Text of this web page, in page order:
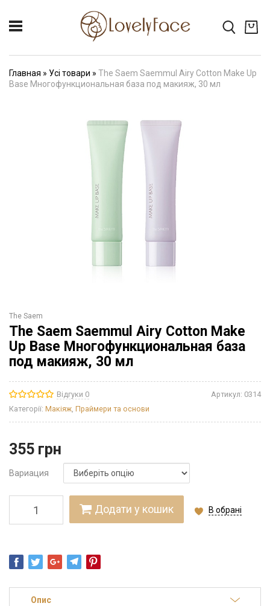
Главная » Усі товари » The Saem Saemmul Airy Cotton Make Up
Base Многофункциональная база под макияж, 30 мл
The Saem
The Saem Saemmul Airy Cotton Make
Up Base Многофункциональная база
под макияж, 30 мл
Відгуки 0 Артикул: 0314
Категорії: Макіяж, Праймери та основи
355 грн
Вариация
Додати у кошик В обрані
Опис